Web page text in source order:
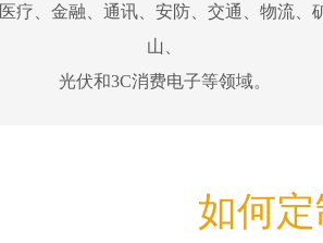
医疗、金融、通讯、安防、交通、物流、
山、
光伏和3C消费电子等领域。
如何